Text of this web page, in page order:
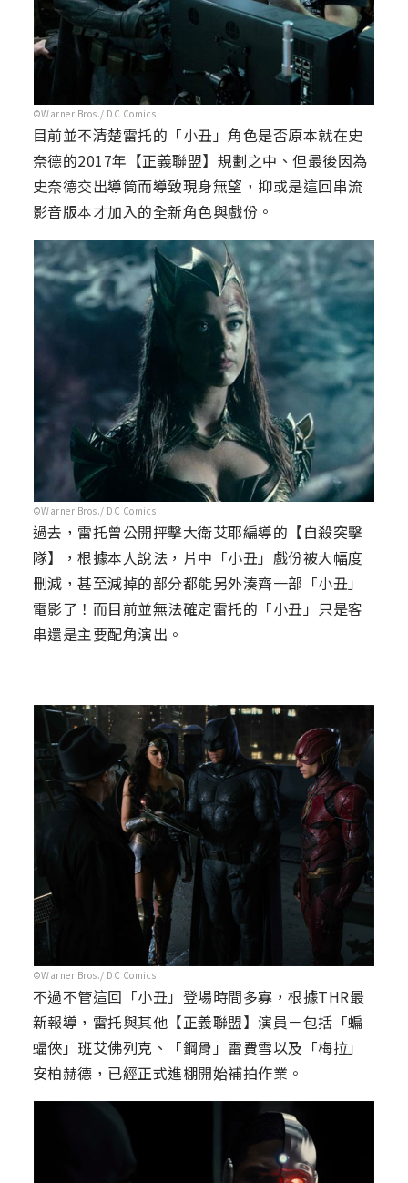
©Warner Bros./ DC Comics
目前並不清楚雷托的「小丑」角色是否原本就在史
奈德的2017年【正義聯盟】規劃之中、但最後因為
史奈德交出導筒而導致現身無望，抑或是這回串流
影音版本才加入的全新角色與戲份。
©Warner Bros./ DC Comics
過去，雷托曾公開抨擊大衛艾耶編導的【自殺突擊
隊】，根據本人說法，片中「小丑」戲份被大幅度
刪減，甚至減掉的部分都能另外湊齊一部「小丑」
電影了！而目前並無法確定雷托的「小丑」只是客
串還是主要配角演出。
©Warner Bros./ DC Comics
不過不管這回「小丑」登場時間多寡，根據THR最
新報導，雷托與其他【正義聯盟】演員－包括「蝙
蝠俠」班艾佛列克、「鋼骨」雷費雪以及「梅拉」
安柏赫德，已經正式進棚開始補拍作業。